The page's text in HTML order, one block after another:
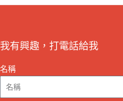
我有興趣，打電話給我
名稱